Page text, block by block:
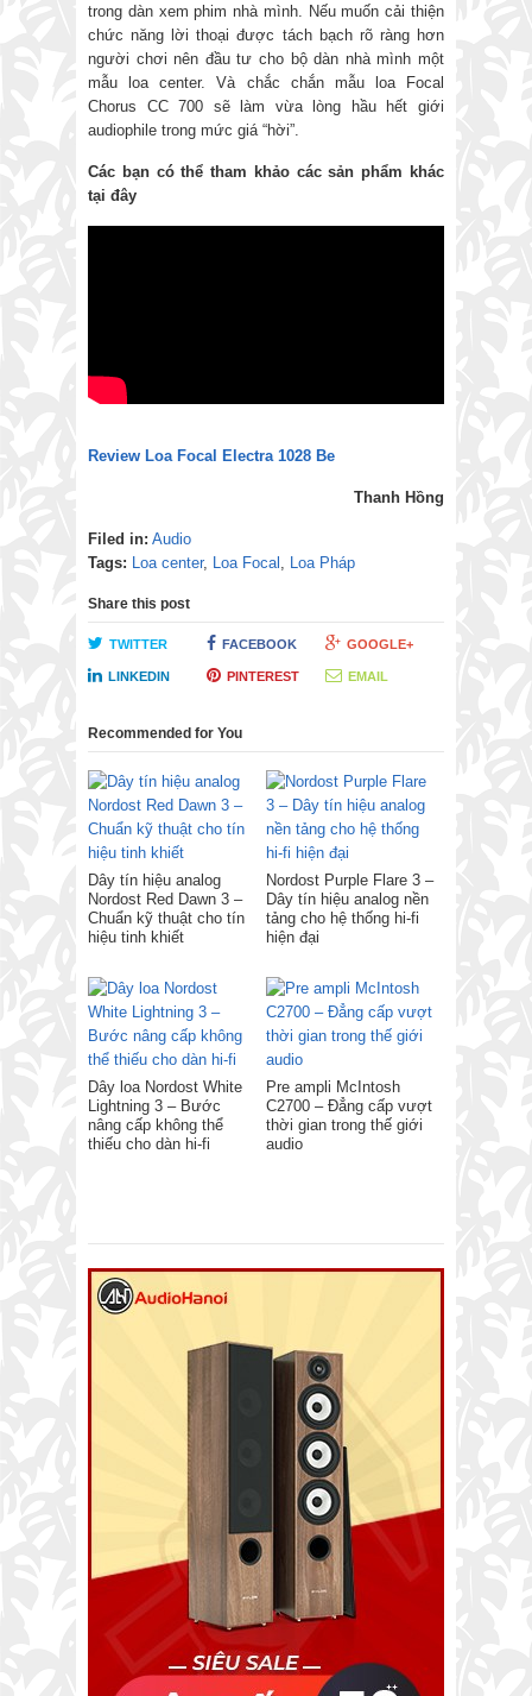
trong dàn xem phim nhà mình. Nếu muốn cải thiện
chức năng lời thoại được tách bạch rõ ràng hơn
người chơi nên đầu tư cho bộ dàn nhà mình một
mẫu loa center. Và chắc chắn mẫu loa Focal
Chorus CC 700 sẽ làm vừa lòng hầu hết giới
audiophile trong mức giá “hời”.
Các bạn có thể tham khảo các sản phẩm khác
tại đây
Review Loa Focal Electra 1028 Be
Thanh Hồng
Filed in: Audio
Tags: Loa center, Loa Focal Loa Pháp
Share this post
TWITTER FACEBOOK GOOGLE+
LINKEDIN PINTEREST EMAIL
Recommended for You
Dây tín hiệu analog
Nordost Red Dawn 3 –
Chuẩn kỹ thuật cho tín
hiệu tinh khiết
Nordost Purple Flare 3 –
Dây tín hiệu analog nền
tảng cho hệ thống hi-fi
hiện đại
Dây loa Nordost White
Lightning 3 – Bước
nâng cấp không thể
thiếu cho dàn hi-fi
Pre ampli McIntosh
C2700 – Đẳng cấp vượt
thời gian trong thế giới
audio